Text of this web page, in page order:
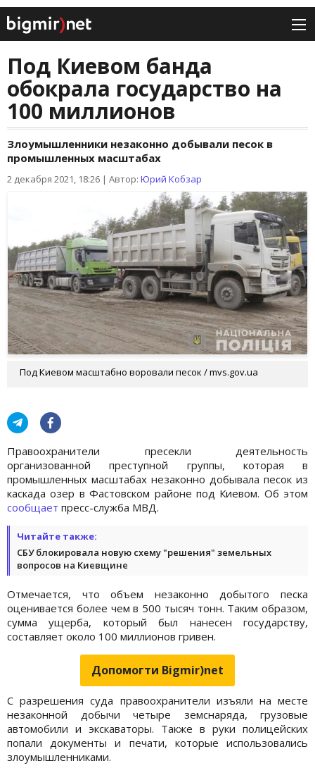
Под Киевом банда
обокрала государство на
100 миллионов
Злоумышленники незаконно добывали песок в
промышленных масштабах
2 декабря 2021, 18:26 | Автор: Юрий Кобзар
Под Киевом масштабно воровали песок / mvs.gov.ua
Правоохранители пресекли деятельность
организованной преступной группы, которая в
промышленных масштабах незаконно добывала песок из
каскада озер в Фастовском районе под Киевом. Об этом
сообщает пресс-служба МВД.
Читайте также:
СБУ блокировала новую схему "решения" земельных
вопросов на Киевщине
Отмечается, что объем незаконно добытого песка
оценивается более чем в 500 тысяч тонн. Таким образом,
сумма ущерба, который был нанесен государству,
составляет около 100 миллионов гривен.
Допомогти Bigmir)net
С разрешения суда правоохранители изъяли на месте
незаконной добычи четыре земснаряда, грузовые
автомобили и экскаваторы. Также в руки полицейских
попали документы и печати, которые использовались
злоумышленниками.